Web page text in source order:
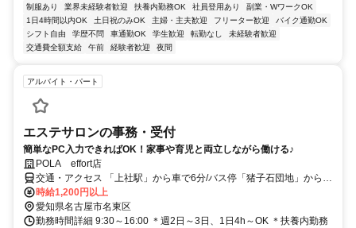
制服あり 業界未経験者歓迎 扶養内勤務OK 社員登用あり
副業・WワークOK
1日4時間以内OK
土日祝のみOK 主婦・主夫歓迎 フリーター歓迎
バイク通勤OK
シフト自由
学歴不問 車通勤OK 学生歓迎 転勤なし
未経験者歓迎
交通費全額支給
午前 経験者歓迎 夜間
アルバイト・パート
エステサロンの事務・受付
簡単なPC入力できればOK！家事や育児と両立しながら働ける♪
POLA effort店
交通・アクセス 「上社駅」から車で6分/バス停「猪子石団地」から徒
歩4分＊車通勤OK
時給1,200円以上
愛知県名古屋市名東区
勤務時間詳細 9:30～16:00 ＊週2日～3日、1日4h～OK ＊扶養内勤務